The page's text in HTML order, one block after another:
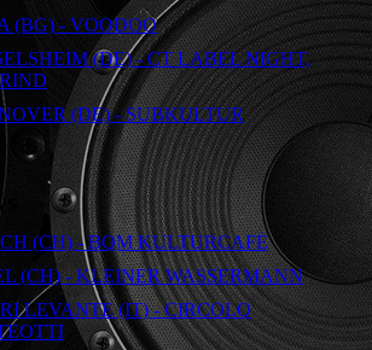
(BG) - VOODOO
(DE) - CT LABEL NIGHT,
(DE) - SUBKULTUR
(CH) - BQM KULTURCAFÉ
(CH) - KLEINER WASSERMANN
LEVANTE (IT) - CIRCOLO